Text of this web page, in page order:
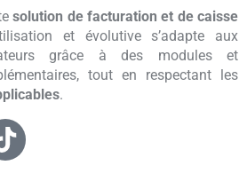
solution de facturation et de caisse
et évolutive s’adapte aux
grâce à des modules et
tout en respectant les
.